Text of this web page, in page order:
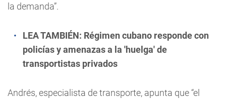
la demanda”.
LEA TAMBIÉN: Régimen cubano responde con
policías y amenazas a la 'huelga' de
transportistas privados
Andrés, especialista de transporte, apunta que “el